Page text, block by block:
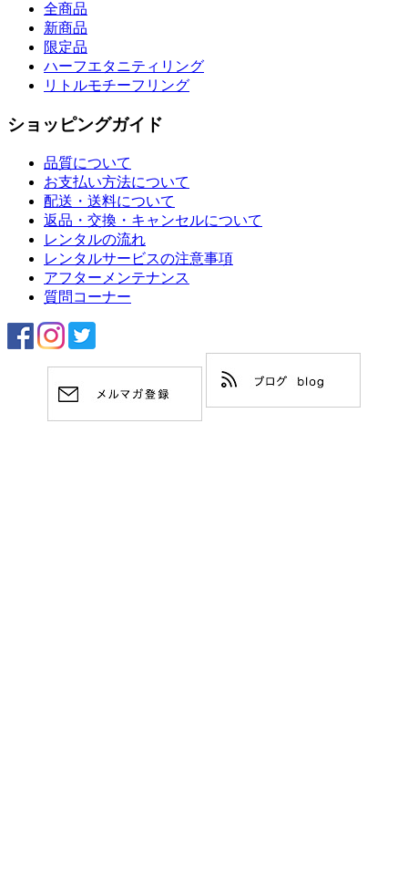
全商品
新商品
限定品
ハーフエタニティリング
リトルモチーフリング
ショッピングガイド
品質について
お支払い方法について
配送・送料について
返品・交換・キャンセルについて
レンタルの流れ
レンタルサービスの注意事項
アフターメンテナンス
質問コーナー